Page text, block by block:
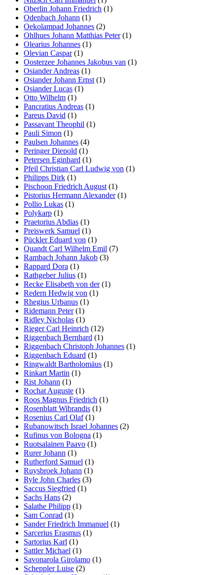
Oberlin Johann Friedrich (1)
Odenbach Johann (1)
Oekolampad Johannes (2)
Ohlhues Johann Matthias Peter(1)
Olearius Johannes (1)
Olevian Caspar(1)
Oosterzee Johannes Jakobus van (1)
Osiander Andreas (1)
Osiander Johann Ernst (1)
Osiander Lucas (1)
Otto Wilhelm (1)
Pancratius Andreas (1)
Pareus David (1)
Passavant Theophil (1)
Pauli Simon (1)
Paulsen Johannes (4)
Peringer Diepold (1)
Petersen Eginhard (1)
Pfeil Christian Carl Ludwig von (1)
Philipps Dirk (1)
Pischoon Friedrich August (1)
Pistorius Hermann Alexander(1)
Pollio Lukas (1)
Polykarp (1)
Praetorius Abdias (1)
Preiswerk Samuel (1)
Pückler Eduard von (1)
Quandt Carl Wilhelm Emil (7)
Rambach Johann Jakob (3)
Rappard Dora (1)
Rathgeber Julius (1)
Recke Elisabeth von der(1)
Redern Hedwig von (1)
Rhegius Urbanus (1)
Ridemann Peter(1)
Ridley Nicholas (1)
Rieger Carl Heinrich (12)
Riggenbach Bernhard (1)
Riggenbach Christoph Johannes (1)
Riggenbach Eduard (1)
Ringwaldt Bartholomäus (1)
Rinkart Martin (1)
Rist Johann (1)
Rochat Auguste (1)
Roos Magnus Friedrich (1)
Rosenblatt Wibrandis (1)
Rosenius Carl Olaf(1)
Rubanowitsch Israel Johannes (2)
Rufinus von Bologna (1)
Ruotsalainen Paavo (1)
Rurer Johann (1)
Rutherford Samuel (1)
Ruysbroek Johann (1)
Ryle John Charles (3)
Saccus Siegfried (1)
Sachs Hans (2)
Salathe Philipp (1)
Sam Conrad (1)
Sander Friedrich Immanuel (1)
Sarcerius Erasmus (1)
Sartorius Karl (1)
Sattler Michael (1)
Savonarola Girolamo (1)
Scheppler Luise (2)